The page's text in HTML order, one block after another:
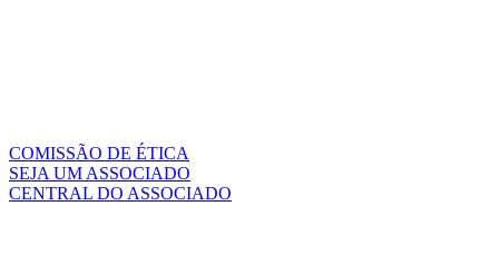
COMISSÃO DE ÉTICA
SEJA UM ASSOCIADO
CENTRAL DO ASSOCIADO